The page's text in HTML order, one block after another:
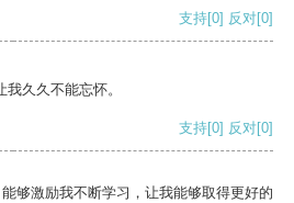
支持[0] 反对[0]
久久不能忘怀。
支持[0] 反对[0]
够激励我不断学习，让我能够取得更好的